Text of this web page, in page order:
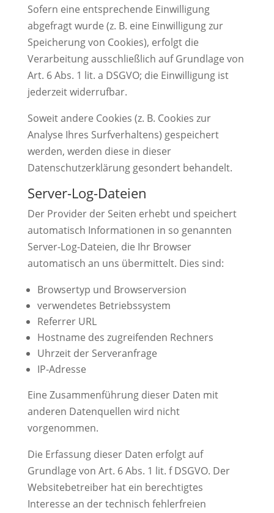
Sofern eine entsprechende Einwilligung
abgefragt wurde (z. B. eine Einwilligung zur
Speicherung von Cookies), erfolgt die
Verarbeitung ausschließlich auf Grundlage von
Art. 6 Abs. 1 lit. a DSGVO; die Einwilligung ist
jederzeit widerrufbar.
Soweit andere Cookies (z. B. Cookies zur
Analyse Ihres Surfverhaltens) gespeichert
werden, werden diese in dieser
Datenschutzerklärung gesondert behandelt.
Server-Log-Dateien
Der Provider der Seiten erhebt und speichert
automatisch Informationen in so genannten
Server-Log-Dateien, die Ihr Browser
automatisch an uns übermittelt. Dies sind:
Browsertyp und Browserversion
verwendetes Betriebssystem
Referrer URL
Hostname des zugreifenden Rechners
Uhrzeit der Serveranfrage
IP-Adresse
Eine Zusammenführung dieser Daten mit
anderen Datenquellen wird nicht
vorgenommen.
Die Erfassung dieser Daten erfolgt auf
Grundlage von Art. 6 Abs. 1 lit. f DSGVO. Der
Websitebetreiber hat ein berechtigtes
Interesse an der technisch fehlerfreien